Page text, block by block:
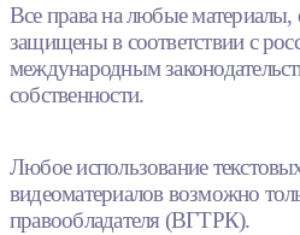
Все права на любые материалы,
защищены в соответствии с
международным
собственности.
Любое использование
видеоматериалов возможно
правообладателя (ВГТРК).